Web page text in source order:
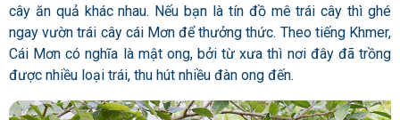
cây ăn quả khác nhau. Nếu bạn là tín đồ mê trái cây thì ghé
ngay vườn trái cây cái Mơn để thưởng thức. Theo tiếng Khmer,
Cái Mơn có nghĩa là mật ong, bởi từ xưa thì nơi đây đã trồng
được nhiều loại trái, thu hút nhiều đàn ong đến.